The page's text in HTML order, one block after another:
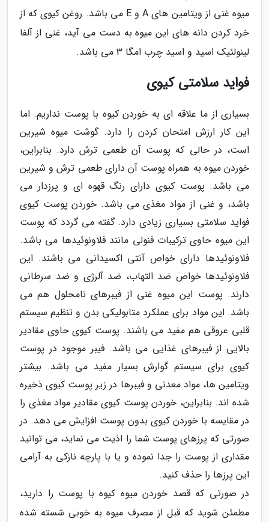
میوه غنی از ویتامین های A و E می باشد. روغن کیوی که از
خرد کردن دانه های این میوه به دست می آید، غنی از آلفا
لینولئیک اسید و اسید چرب امگا 3 می باشد.
فواید سلامتی کیوی
بسیاری از ما علاقه ای به خوردن کیوه با پوست نداریم. اما
این کار ارزش امتحان کردن را دارد. گوشت میوه شیرین
است، در حالی که پوست آن طعمی ترش دارد. بنابراین،
خوردن میوه به همراه پوست آن دارای طعمی ترش و شیرین
می باشد. پوست کیوی دارای رنگ قهوه ای و پرزدار می
باشد، و غنی از مواد مغذی می باشد. خوردن پوست کیوی
فواید سلامتی بسیاری زیادی دارد. گفته می گردد که پوست
این میوه حاوی ترکیبات فنولی مانند فلاونوئیدها می باشد.
فلاونوئیدها دارای خواص آنتی اکسیدانی می باشند. این
فلاونوئیدها خواص ضد التهاب، ضد آلرژی و ضد سرطانی
دارند. پوست این میوه غنی از فیبرهای نامحلول هم می
باشد. این مواد برای عملکرد متابولیکی بدن و تنظیم سیستم
قلبی عروقی هم مفید می باشند. پوست کیوی حاوی مقادیر
بالایی از فیبرهای غذایی می باشد. فیبر موجود در پوست
کیوی برای سیستم گوارش بسیار مفید می باشد. بیشتر
ویتامین ها، مواد معدنی و فیبرها در زیر پوست کیوی ذخیره
شده اند. بنابراین، خوردن پوست کیوی مقادیر مواد مغذی را
در مقایسه با خوردن کیوی بدون پوست افزایش می دهد. در
صورتی که پرزهای پوست شما را اذیت می نماید، می توانید
مقداری از پوست را جدا نموده و یا با پارچه نازکی به آرامی
این پرزها را حذف کنید.
در صورتی که قصد خوردن میوه کیوه با پوست را دارید،
مطمئن شوید که قبل از مصرف میوه به خوبی شسته شده